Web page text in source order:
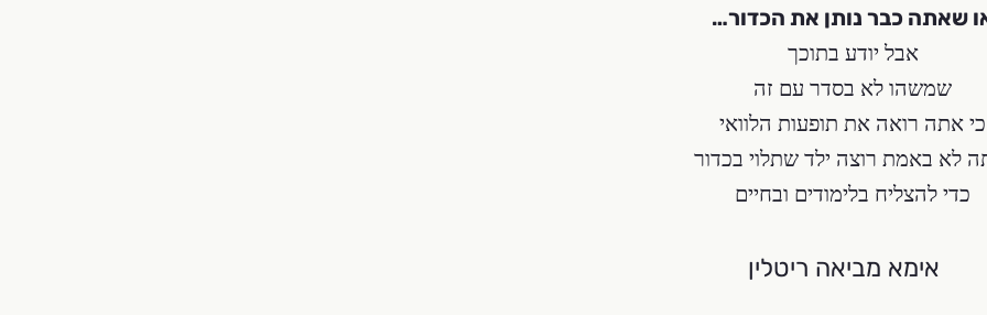
שאתה כבר נותן את הכדור…
אבל יודע בתוכך
שמשהו לא בסדר עם זה
כי אתה רואה את תופעות הלוואי
לא באמת רוצה ילד שתלוי בכדור
כדי להצליח בלימודים ובחיים